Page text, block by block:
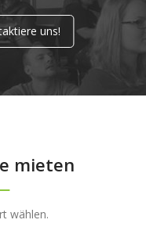
uns!
mieten
wählen.